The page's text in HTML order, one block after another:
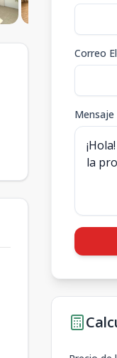
Correo
Mensaje